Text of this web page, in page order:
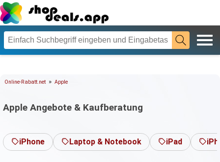
Online-Rabatt.net » Apple
Apple Angebote & Kaufberatung
iPhone Laptop & Notebook iPad